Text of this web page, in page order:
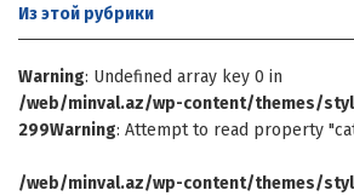
Из этой рубрики
Warning: Undefined array key 0 in
/web/minval.az/wp-content/themes/
299Warning: Attempt to read property
/web/minval.az/wp-content/themes/